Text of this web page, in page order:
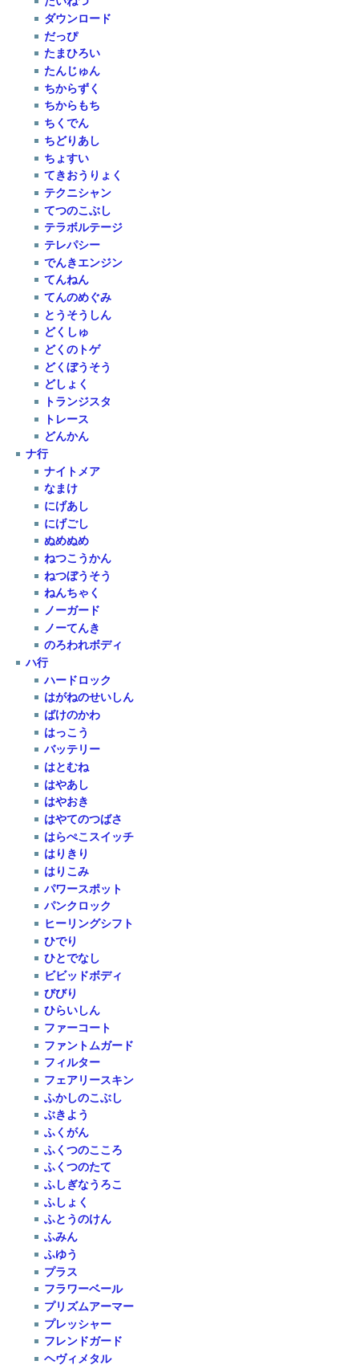
ダウンロード
だっぴ
たまひろい
たんじゅん
ちからずく
ちからもち
ちくでん
ちどりあし
ちょすい
てきおうりょく
テクニシャン
てつのこぶし
テラボルテージ
テレパシー
でんきエンジン
てんねん
てんのめぐみ
とうそうしん
どくしゅ
どくのトゲ
どくぼうそう
どしょく
トランジスタ
トレース
どんかん
ナ行
ナイトメア
なまけ
にげあし
にげごし
ぬめぬめ
ねつこうかん
ねつぼうそう
ねんちゃく
ノーガード
ノーてんき
のろわれボディ
ハ行
ハードロック
はがねのせいしん
ばけのかわ
はっこう
バッテリー
はとむね
はやあし
はやおき
はやてのつばさ
はらぺこスイッチ
はりきり
はりこみ
パワースポット
パンクロック
ヒーリングシフト
ひでり
ひとでなし
ビビッドボディ
びびり
ひらいしん
ファーコート
ファントムガード
フィルター
フェアリースキン
ふかしのこぶし
ぶきよう
ふくがん
ふくつのこころ
ふくつのたて
ふしぎなうろこ
ふしょく
ふとうのけん
ふみん
ふゆう
プラス
フラワーベール
プリズムアーマー
プレッシャー
フレンドガード
ヘヴィメタル